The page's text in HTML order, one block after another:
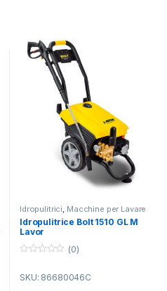
Idropulitrici Macchine per Lavare
e Pulire
Idropulitrice Bolt 1510 GL M
Lavor
u
(0)
SKU: 86680046C